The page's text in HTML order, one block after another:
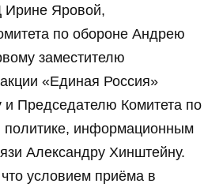
Ирине Яровой,
по обороне Андрею
заместителю
«Единая Россия»
Председателю Комитета по
информационным
Александру Хинштейну.
условием приёма в